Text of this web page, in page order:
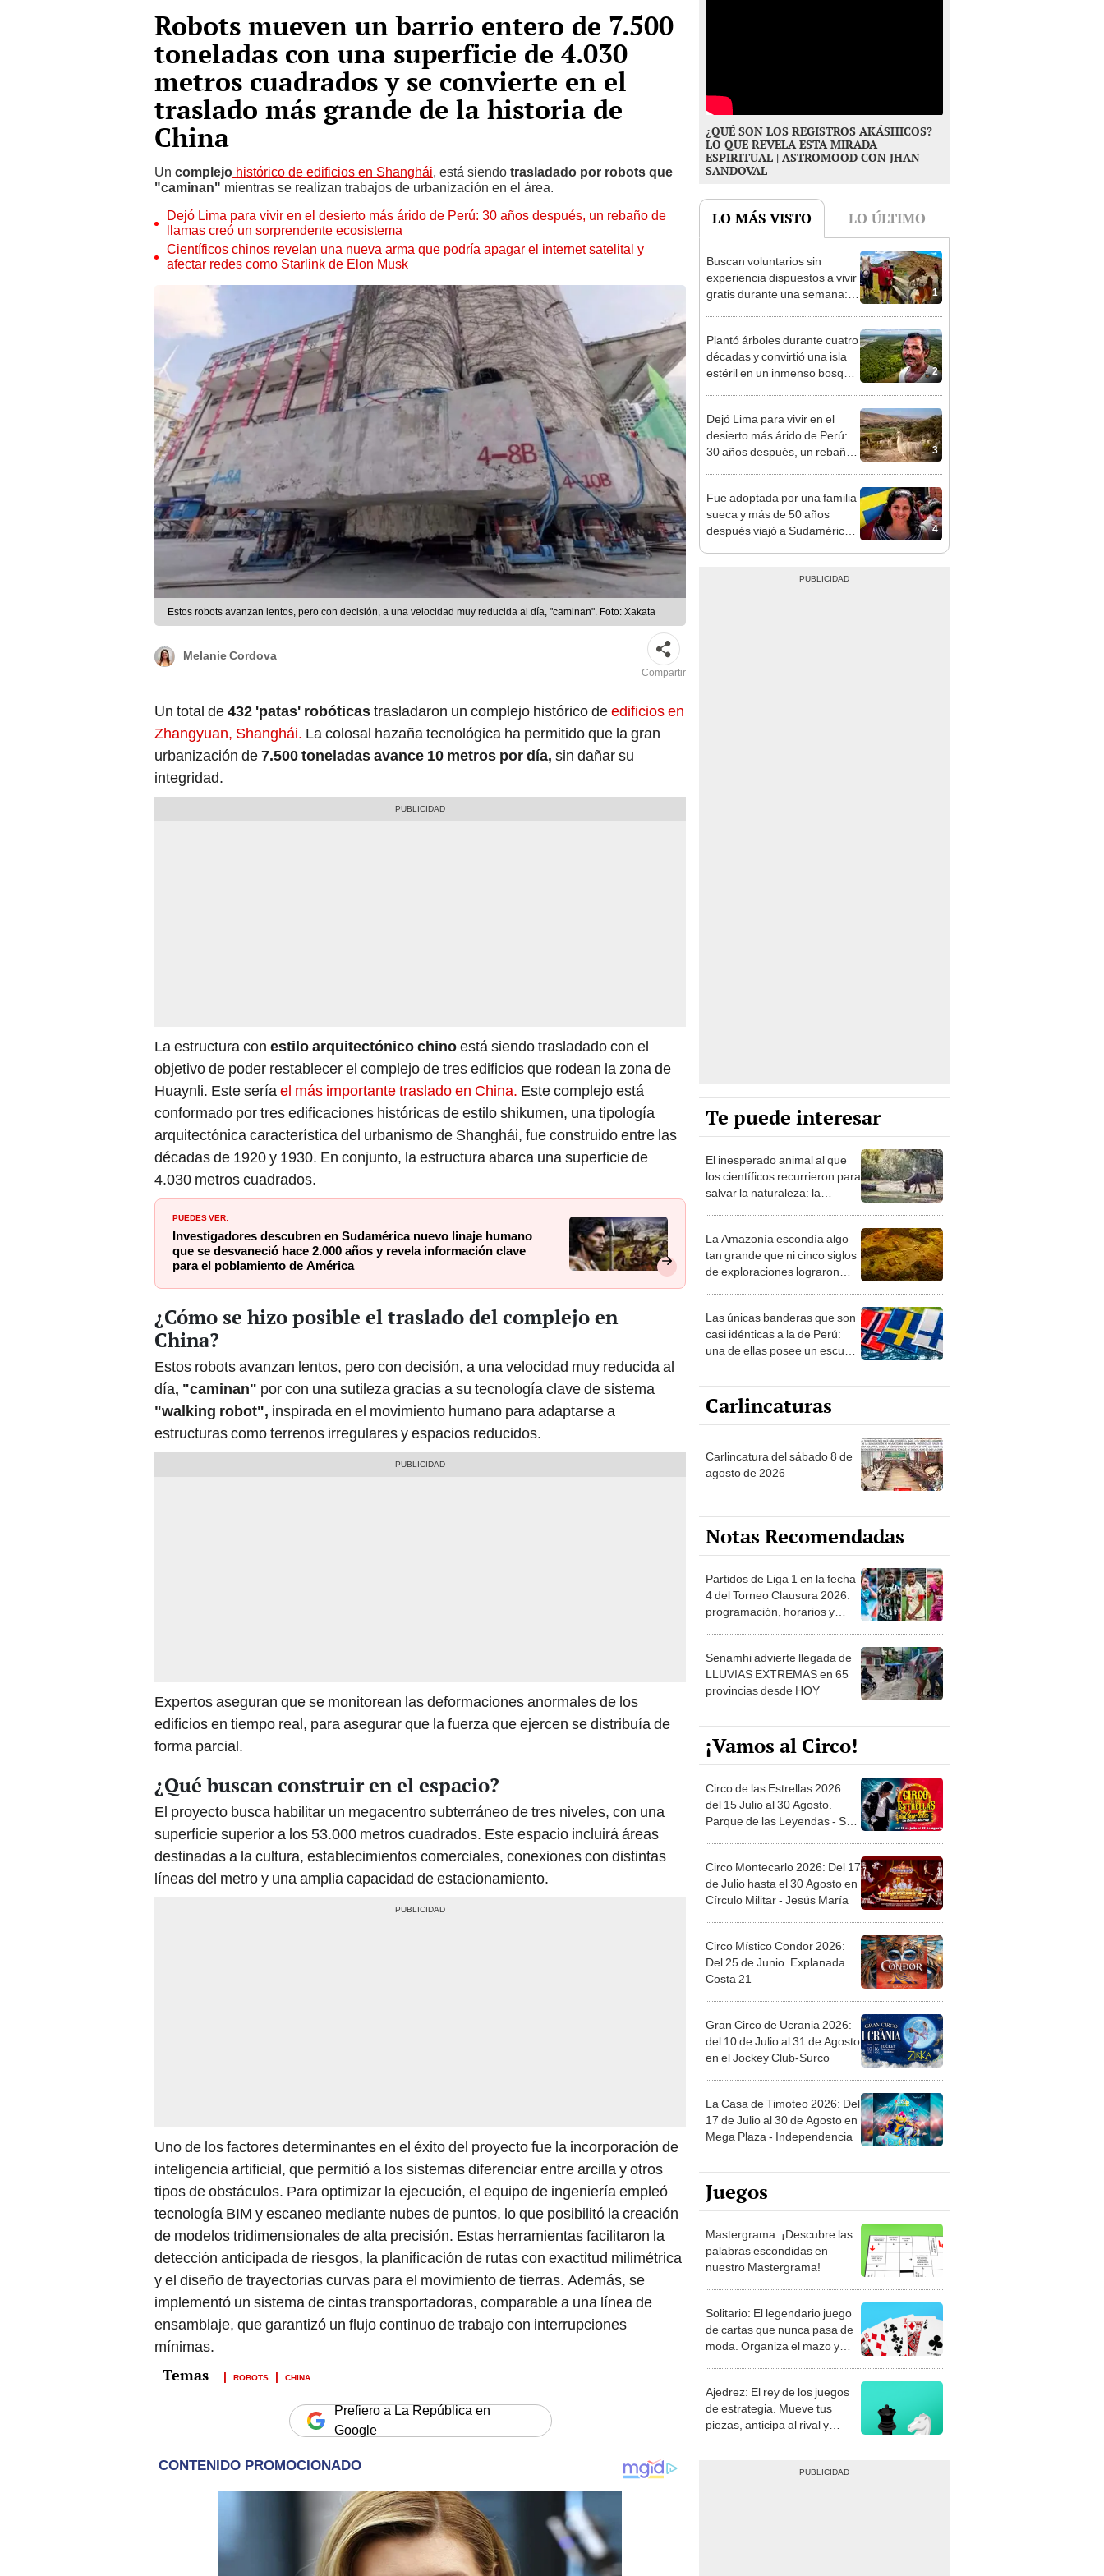
Robots mueven un barrio entero de 7.500
toneladas con una superficie de 4.030
metros cuadrados y se convierte en el
traslado más grande de la historia de
China
Un complejo histórico de edificios en Shanghái, está siendo trasladado por robots que
"caminan" mientras se realizan trabajos de urbanización en el área.
Dejó Lima para vivir en el desierto más árido de Perú: 30 años después, un rebaño de
llamas creó un sorprendente ecosistema
Científicos chinos revelan una nueva arma que podría apagar el internet satelital y
afectar redes como Starlink de Elon Musk
Estos robots avanzan lentos, pero con decisión, a una velocidad muy reducida al día, "caminan". Foto: Xakata
Melanie Cordova
Compartir
Un total de432 'patas' robóticastrasladaron un complejo histórico deedificios en
Zhangyuan, Shanghái. La colosal hazaña tecnológica ha permitido que la gran
urbanización de7.500 toneladas avance 10 metros por día, sin dañar su
integridad.
La estructura con estilo arquitectónico chinoestá siendo trasladado con el
objetivo de poder restablecer el complejo de tres edificios que rodean la zona de
Huaynli. Este seríael más importante traslado en China. Este complejo está
conformado por tres edificaciones históricas de estilo shikumen, una tipología
arquitectónica característica del urbanismo de Shanghái, fue construido entre las
décadas de 1920 y 1930. En conjunto, la estructura abarca una superficie de
4.030 metros cuadrados.
PUEDES VER:
Investigadores descubren en Sudamérica nuevo linaje humano
que se desvaneció hace 2.000 años y revela información clave
para el poblamiento de América
¿Cómo se hizo posible el traslado del complejo en
China?
Estos robots avanzan lentos, pero con decisión, a una velocidad muy reducida al
día, "caminan" por con una sutileza gracias a su tecnología clave de sistema
"walking robot", inspirada en el movimiento humano para adaptarse a
estructuras como terrenos irregulares y espacios reducidos.
Expertos aseguran que se monitorean las deformaciones anormales de los
edificios en tiempo real, para asegurar que la fuerza que ejercen se distribuía de
forma parcial.
¿Qué buscan construir en el espacio?
El proyecto busca habilitar un megacentro subterráneo de tres niveles, con una
superficie superior a los 53.000 metros cuadrados. Este espacio incluirá áreas
destinadas a la cultura, establecimientos comerciales, conexiones con distintas
líneas del metro y una amplia capacidad de estacionamiento.
Uno de los factores determinantes en el éxito del proyecto fue la incorporación de
inteligencia artificial, que permitió a los sistemas diferenciar entre arcilla y otros
tipos de obstáculos. Para optimizar la ejecución, el equipo de ingeniería empleó
tecnología BIM y escaneo mediante nubes de puntos, lo que posibilitó la creación
de modelos tridimensionales de alta precisión. Estas herramientas facilitaron la
detección anticipada de riesgos, la planificación de rutas con exactitud milimétrica
y el diseño de trayectorias curvas para el movimiento de tierras. Además, se
implementó un sistema de cintas transportadoras, comparable a una línea de
ensamblaje, que garantizó un flujo continuo de trabajo con interrupciones
mínimas.
ROBOTS CHINA
Prefiero a La República en
Google
¿QUÉ SON LOS REGISTROS AKÁSHICOS?
LO QUE REVELA ESTA MIRADA
ESPIRITUAL | ASTROMOOD CON JHAN
SANDOVAL
LO MÁS VISTO LO ÚLTIMO
1
Buscan voluntarios sin
experiencia dispuestos a vivir
gratis durante una semana:
un refugio por 2 horas
2
Plantó árboles durante cuatro
décadas y convirtió una isla
estéril en un inmenso bosque:
3
Dejó Lima para vivir en el
desierto más árido de Perú:
30 años después, un rebaño
4
Fue adoptada por una familia
sueca y más de 50 años
después viajó a Sudamérica
Te puede interesar
El inesperado animal al que
los científicos recurrieron para
salvar la naturaleza: la
desierto en un paisaje con
más vida
La Amazonía escondía algo
tan grande que ni cinco siglos
de exploraciones lograron
sabía sobre su pasado
Las únicas banderas que son
casi idénticas a la de Perú:
una de ellas posee un escudo
Carlincaturas
Carlincatura del sábado 8 de
agosto de 2026
Notas Recomendadas
Partidos de Liga 1 en la fecha
4 del Torneo Clausura 2026:
programación, horarios y
Senamhi advierte llegada de
LLUVIAS EXTREMAS en 65
provincias desde HOY
¡Vamos al Circo!
Circo de las Estrellas 2026:
del 15 Julio al 30 Agosto.
Parque de las Leyendas - San
Circo Montecarlo 2026: Del 17
de Julio hasta el 30 Agosto en
Círculo Militar - Jesús María
Circo Místico Condor 2026:
Del 25 de Junio. Explanada
Costa 21
Gran Circo de Ucrania 2026:
del 10 de Julio al 31 de Agosto
en el Jockey Club-Surco
La Casa de Timoteo 2026: Del
17 de Julio al 30 de Agosto en
Mega Plaza - Independencia
Juegos
Mastergrama: ¡Descubre las
palabras escondidas en
nuestro Mastergrama!
Solitario: El legendario juego
de cartas que nunca pasa de
moda. Organiza el mazo y
Ajedrez: El rey de los juegos
de estrategia. Mueve tus
piezas, anticipa al rival y